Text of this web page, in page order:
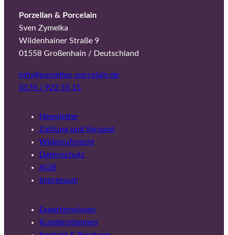
Porzellan & Porcelain
Sven Zymelka
Wildenhainer Straße 9
01558 Großenhain / Deutschland
info@porzellan-porcelain.de
0174 / 922 55 15
Newsletter
Zahlung und Versand
Widerrufsrecht
Datenschutz
AGB
Impressum
Expertenwissen
Kundenstimmen